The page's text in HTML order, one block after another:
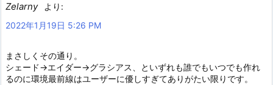
Zelarny
より:
2022年1月19日 5:26 PM
まさしくその通り。
シェード→エイダー→グラシアス、といずれも誰でもいつでも作れ
るのに環境最前線はユーザーに優しすぎてありがたい限りです。